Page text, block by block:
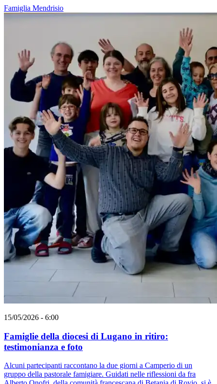
Famiglia Mendrisio
15/05/2026 - 6:00
Famiglie della diocesi di Lugano in ritiro:
testimonianza e foto
Alcuni partecipanti raccontano la due giorni a Camperio di un
gruppo della pastorale famigiare. Guidati nelle riflessioni da fra